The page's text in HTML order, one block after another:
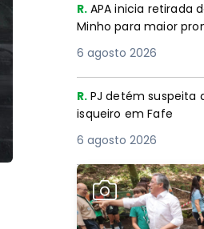
R. APA inicia retirada
Minho para maior
6 agosto 2026
R. PJ detém suspeita
isqueiro em Fafe
6 agosto 2026